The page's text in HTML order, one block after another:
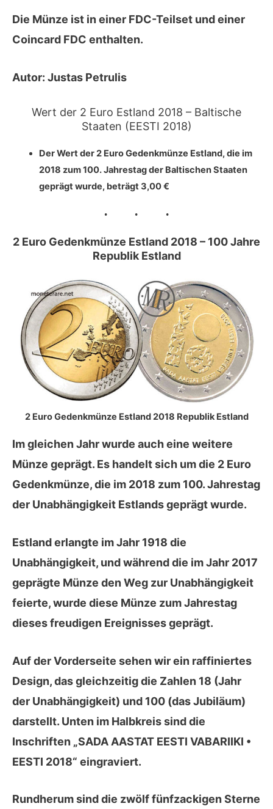
Die Münze ist in einer FDC-Teilset und einer
Coincard FDC enthalten.
Autor: Justas Petrulis
Wert der 2 Euro Estland 2018 – Baltische
Staaten (EESTI 2018)
Der Wert der 2 Euro Gedenkmünze Estland, die im
2018 zum100. Jahrestag der Baltischen Staaten
geprägt wurde, beträgt3,00 €
2 Euro Gedenkmünze Estland 2018 – 100 Jahre
Republik Estland
2 Euro Gedenkmünze Estland 2018 Republik Estland
Im gleichen Jahr wurde auch eine weitere
Münze geprägt. Es handelt sich um die 2 Euro
Gedenkmünze, die im 2018 zum 100. Jahrestag
der Unabhängigkeit Estlands geprägt wurde.
Estland erlangte im Jahr 1918 die
Unabhängigkeit, und während die im Jahr 2017
geprägte Münze den Weg zur Unabhängigkeit
feierte, wurde diese Münze zum Jahrestag
dieses freudigen Ereignisses geprägt.
Auf derVorderseite sehen wir ein raffiniertes
Design, das gleichzeitig die Zahlen 18 (Jahr
der Unabhängigkeit) und 100 (das Jubiläum)
darstellt. Unten im Halbkreis sind die
Inschriften „SADA AASTAT EESTI VABARIIKI •
EESTI 2018“ eingraviert.
Rundherum sind die zwölf fünfzackigen Sterne